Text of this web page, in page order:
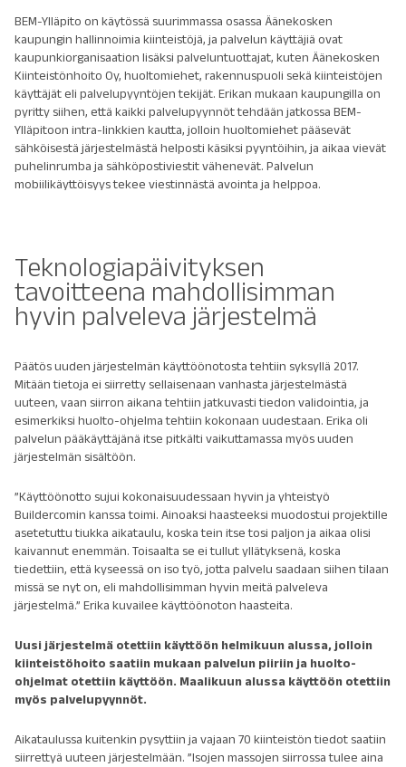
BEM-Ylläpito on käytössä suurimmassa osassa Äänekosken
kaupungin hallinnoimia kiinteistöjä, ja palvelun käyttäjiä ovat
kaupunkiorganisaation lisäksi palveluntuottajat, kuten Äänekosken
Kiinteistönhoito Oy, huoltomiehet, rakennuspuoli sekä kiinteistöjen
käyttäjät eli palvelupyyntöjen tekijät. Erikan mukaan kaupungilla on
pyritty siihen, että kaikki palvelupyynnöt tehdään jatkossa BEM-
Ylläpitoon intra-linkkien kautta, jolloin huoltomiehet pääsevät
sähköisestä järjestelmästä helposti käsiksi pyyntöihin, ja aikaa vievät
puhelinrumba ja sähköpostiviestit vähenevät. Palvelun
mobiilikäyttöisyys tekee viestinnästä avointa ja helppoa.
Teknologiapäivityksen
tavoitteena mahdollisimman
hyvin palveleva järjestelmä
Päätös uuden järjestelmän käyttöönotosta tehtiin syksyllä 2017.
Mitään tietoja ei siirretty sellaisenaan vanhasta järjestelmästä
uuteen, vaan siirron aikana tehtiin jatkuvasti tiedon validointia, ja
esimerkiksi huolto-ohjelma tehtiin kokonaan uudestaan. Erika oli
palvelun pääkäyttäjänä itse pitkälti vaikuttamassa myös uuden
järjestelmän sisältöön.
”Käyttöönotto sujui kokonaisuudessaan hyvin ja yhteistyö
Buildercomin kanssa toimi. Ainoaksi haasteeksi muodostui projektille
asetetuttu tiukka aikataulu, koska tein itse tosi paljon ja aikaa olisi
kaivannut enemmän. Toisaalta se ei tullut yllätyksenä, koska
tiedettiin, että kyseessä on iso työ, jotta palvelu saadaan siihen tilaan
missä se nyt on, eli mahdollisimman hyvin meitä palveleva
järjestelmä.” Erika kuvailee käyttöönoton haasteita.
Uusi järjestelmä otettiin käyttöön helmikuun alussa, jolloin
kiinteistöhoito saatiin mukaan palvelun piiriin ja huolto-
ohjelmat otettiin käyttöön. Maalikuun alussa käyttöön otettiin
myös palvelupyynnöt.
Aikataulussa kuitenkin pysyttiin ja vajaan 70 kiinteistön tiedot saatiin
siirrettyä uuteen järjestelmään. ”Isojen massojen siirrossa tulee aina